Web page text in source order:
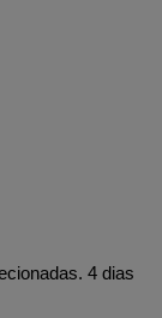
4 dias